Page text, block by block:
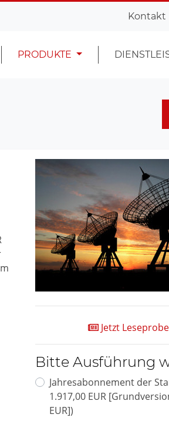
Kontakt
PRODUKTE
Jetzt
Bitte Ausführung
Jahresabonnement der
1.917,00 EUR
EUR])